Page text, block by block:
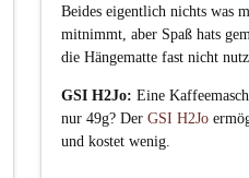
Beides eigentlich nichts was
mitnimmt, aber Spaß hats
die Hängematte fast nicht
GSI H2Jo:Eine
nur 49g? DerGSI H2Jo
und kostet wenig.